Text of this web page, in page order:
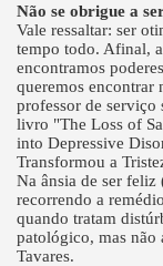
Não se obrigue a
Vale ressaltar: ser
tempo todo. Afinal,
encontramos
queremos encontrar
professor de
livro "The Loss of
into Depressive
Transformou a
Na ânsia de ser
recorrendo a
quando tratam
patológico, mas
Tavares.